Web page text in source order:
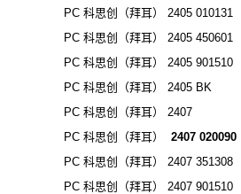
PC 科思创（拜耳） 2405 010131
PC 科思创（拜耳） 2405 450601
PC 科思创（拜耳） 2405 901510
PC 科思创（拜耳） 2405 BK
PC 科思创（拜耳） 2407
PC 科思创（拜耳） 2407 020090
PC 科思创（拜耳） 2407 351308
PC 科思创（拜耳） 2407 901510